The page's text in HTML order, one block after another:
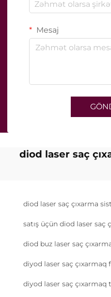
Mesaj
diod laser saç
diod laser saç çıxarma
satış üçün diod laser saç
diod buz laser saç
diyod laser saç çıxarmaq
diyod laser saç çıxarmaq